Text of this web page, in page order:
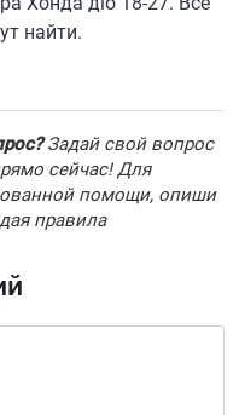
найти.
Задай свой вопрос
сейчас! Для
помощи, опиши
правила